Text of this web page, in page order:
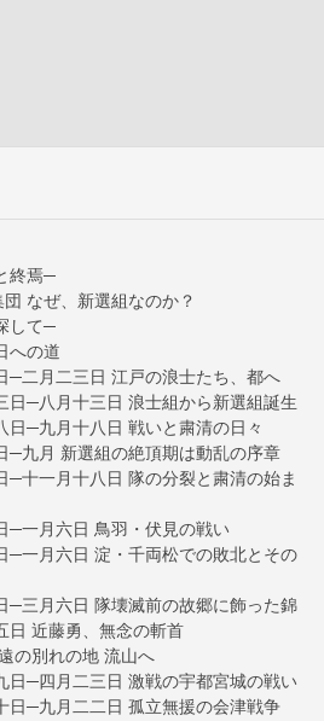
終焉─
なぜ、新選組なのか？
して─
への道
二月二三日 江戸の浪士たち、都へ
─八月十三日 浪士組から新選組誕生
─九月十八日 戦いと粛清の日々
九月 新選組の絶頂期は動乱の序章
十一月十八日 隊の分裂と粛清の始ま
一月六日 鳥羽・伏見の戦い
一月六日 淀・千両松での敗北とその
三月六日 隊壊滅前の故郷に飾った錦
近藤勇、無念の斬首
の別れの地 流山へ
─四月二三日 激戦の宇都宮城の戦い
─九月二二日 孤立無援の会津戦争